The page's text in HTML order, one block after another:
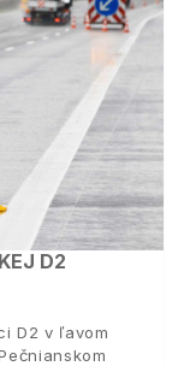
D2
D2 v ľavom